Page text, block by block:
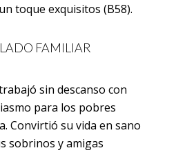
toque exquisitos (B58).
FAMILIAR
sin descanso con
para los pobres
Convirtió su vida en sano
sobrinos y amigas